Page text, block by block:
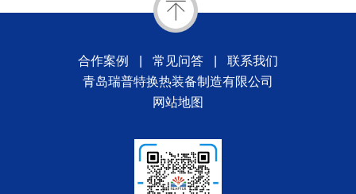
合作案例 常见问答
联系我们
青岛瑞普特换热装备制造有限公司
网站地图